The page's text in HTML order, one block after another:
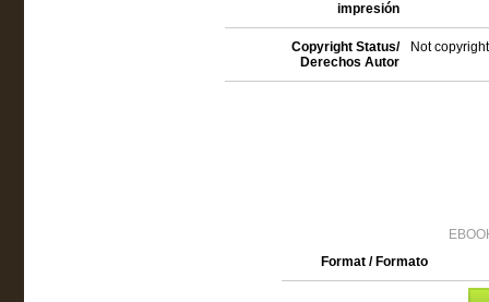
impresión
Copyright Status/
Derechos Autor
Not
Format / Formato